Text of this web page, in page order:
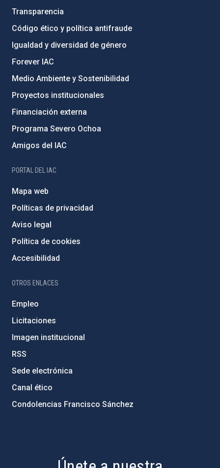
Transparencia
Código ético y política antifraude
Igualdad y diversidad de género
Forever IAC
Medio Ambiente y Sostenibilidad
Proyectos institucionales
Financiación externa
Programa Severo Ochoa
Amigos del IAC
PORTAL DEL IAC
Mapa web
Políticas de privacidad
Aviso legal
Política de cookies
Accesibilidad
OTROS ENLACES
Empleo
Licitaciones
Imagen institucional
RSS
Sede electrónica
Canal ético
Condolencias Francisco Sánchez